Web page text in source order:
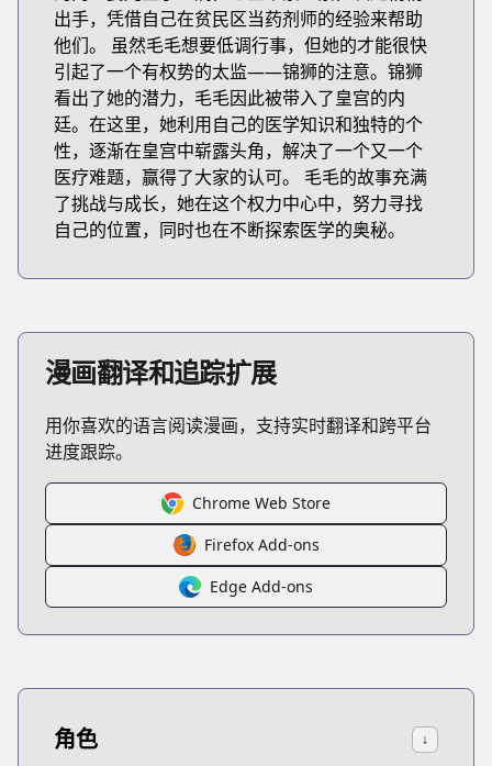
出手，凭借自己在贫民区当药剂师的经验来帮助
他们。 虽然毛毛想要低调行事，但她的才能很快
引起了一个有权势的太监——锦狮的注意。锦狮
看出了她的潜力，毛毛因此被带入了皇宫的内
廷。在这里，她利用自己的医学知识和独特的个
性，逐渐在皇宫中崭露头角，解决了一个又一个
医疗难题，赢得了大家的认可。 毛毛的故事充满
了挑战与成长，她在这个权力中心中，努力寻找
自己的位置，同时也在不断探索医学的奥秘。
漫画翻译和追踪扩展
用你喜欢的语言阅读漫画，支持实时翻译和跨平台
进度跟踪。
Chrome Web Store
Firefox Add-ons
Edge Add-ons
角色 ↓